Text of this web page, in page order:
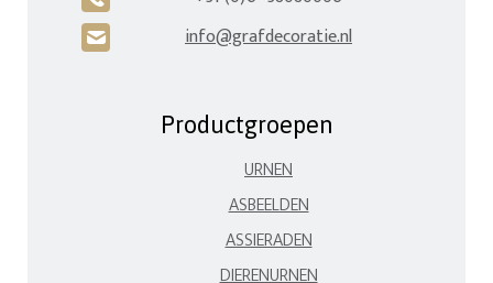
H info@grafdecoratie.nl
Productgroepen
URNEN
ASBEELDEN
ASSIERADEN
DIERENURNEN